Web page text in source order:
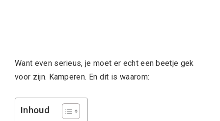
Want even serieus, je moet er echt een beetje gek
voor zijn. Kamperen. En dit is waarom:
Inhoud